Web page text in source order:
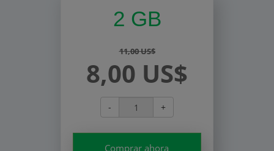
2 GB
11,00 US$
8,00 US$
- +
Comprar ahora